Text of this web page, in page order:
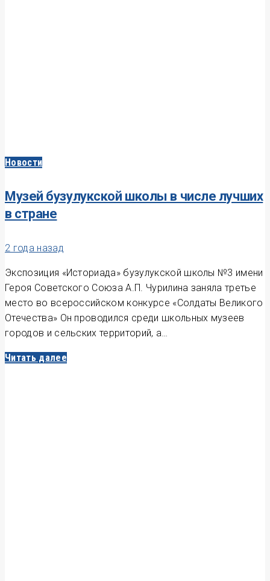
Новости
Музей бузулукской школы в числе лучших
в стране
2 года назад
Экспозиция «Историада» бузулукской школы №3 имени
Героя Советского Союза А.П. Чурилина заняла третье
место во всероссийском конкурсе «Солдаты Великого
Отечества» Он проводился среди школьных музеев
городов и сельских территорий, а…
Читать далее